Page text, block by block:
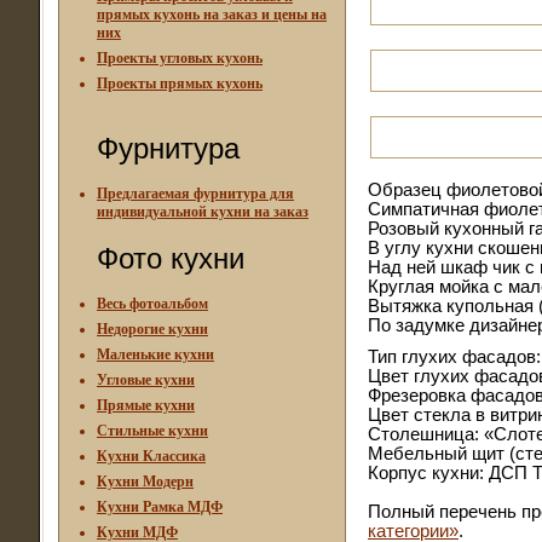
прямых кухонь на заказ и цены на
них
Проекты угловых кухонь
Проекты прямых кухонь
Фурнитура
Предлагаемая фурнитура для
индивидуальной кухни на заказ
Фото кухни
Весь фотоальбом
Недорогие кухни
Маленькие кухни
Угловые кухни
Прямые кухни
Стильные кухни
Кухни Классика
Кухни Модерн
Кухни Рамка МДФ
Кухни МДФ
Образец
Симпатичная
Розовый кухонный
В углу кухни
Над ней шкаф чик
Круглая мойка с
Вытяжка
По задумке
Тип глухих
Цвет глухих
Фрезеровка
Цвет стекла в
Столешница:
Мебельный щит
Корпус кухни: ДСП
Полный перечень
категории».